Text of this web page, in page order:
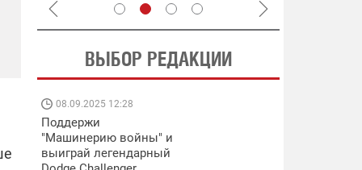
ВЫБОР РЕДАКЦИИ
08.09.2025 12:28
Поддержи
"Машинерию войны" и
выиграй легендарный